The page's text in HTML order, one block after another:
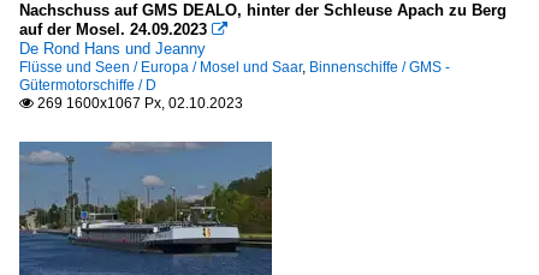
A - D
E - K
L - P
Q - T
Sonstige
offene Motorboote
Nachschuss auf GMS DEALO, hinter der Schleuse Apach zu Berg
auf der Mosel. 24.09.2023 
De Rond Hans und Jeanny
Flüsse und Seen / Europa / Mosel und Saar, Binnenschiffe / GMS -
Gütermotorschiffe / D
 269 1600x1067 Px, 02.10.2023